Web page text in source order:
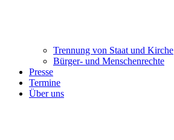
Trennung ​​​​​​​von Staat und Kirche
Bürger- und Menschenrechte
Presse
Termine
Über uns